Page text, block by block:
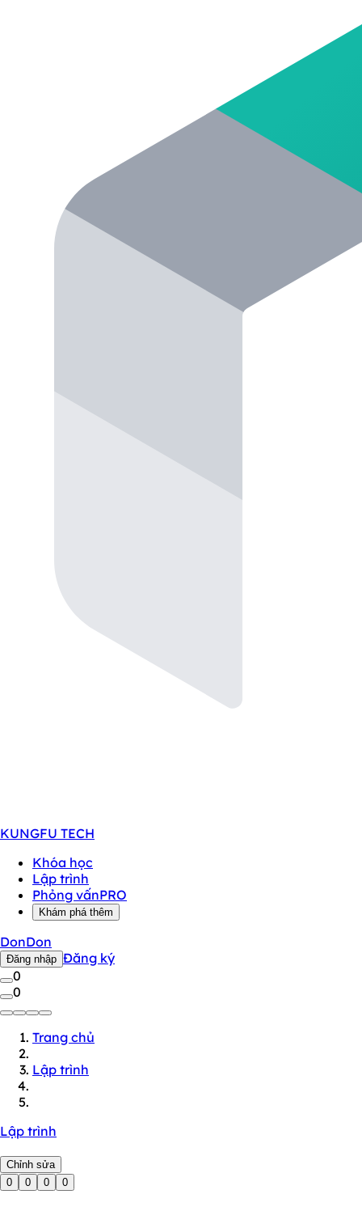
KUNGFU TECH
Khóa học
Lập trình
Phỏng vấnPRO
Khám phá thêm
DonDon
Đăng nhập Đăng ký
0
0
Trang chủ
Lập trình
Lập trình
Chỉnh sửa
0
0 0 0